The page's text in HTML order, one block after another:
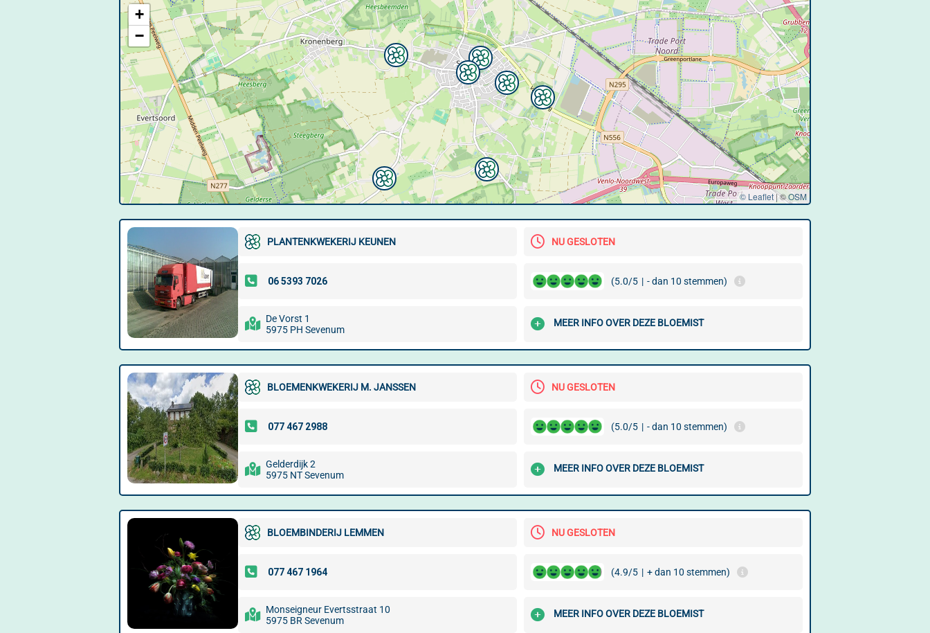
+
−
© Leaflet|©OSM
PLANTENKWEKERIJ KEUNEN NU GESLOTEN
(5.0/5 | - dan 10 stemmen)
De Vorst 1
5975 PH Sevenum
MEER INFO OVER DEZE BLOEMIST
BLOEMENKWEKERIJ M. JANSSEN NU GESLOTEN
(5.0/5 | - dan 10 stemmen)
Gelderdijk 2
5975 NT Sevenum
MEER INFO OVER DEZE BLOEMIST
BLOEMBINDERIJ LEMMEN NU GESLOTEN
(4.9/5 | + dan 10 stemmen)
Monseigneur Evertsstraat 10
5975 BR Sevenum
MEER INFO OVER DEZE BLOEMIST